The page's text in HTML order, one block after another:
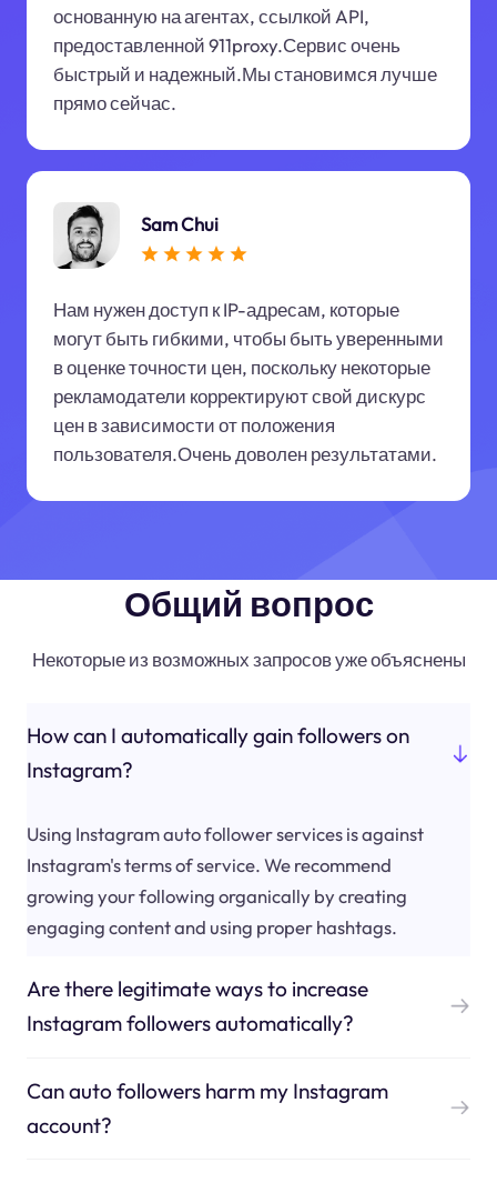
основанную на агентах, ссылкой API,
предоставленной 911proxy.Сервис очень
быстрый и надежный.Мы становимся лучше
прямо сейчас.
Sam Chui
Нам нужен доступ к IP-адресам, которые
могут быть гибкими, чтобы быть уверенными
в оценке точности цен, поскольку некоторые
рекламодатели корректируют свой дискурс
цен в зависимости от положения
пользователя.Очень доволен результатами.
Общий вопрос
Некоторые из возможных запросов уже объяснены
How can I automatically gain followers on
Instagram?
Using Instagram auto follower services is against
Instagram's terms of service. We recommend
growing your following organically by creating
engaging content and using proper hashtags.
Are there legitimate ways to increase
Instagram followers automatically?
Can auto followers harm my Instagram
account?